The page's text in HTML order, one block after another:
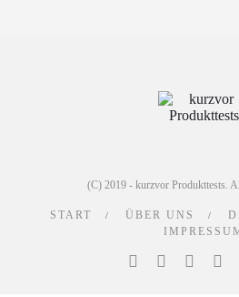
(C) 2019 - kurzvor Produkttests.
START ÜBER UNS